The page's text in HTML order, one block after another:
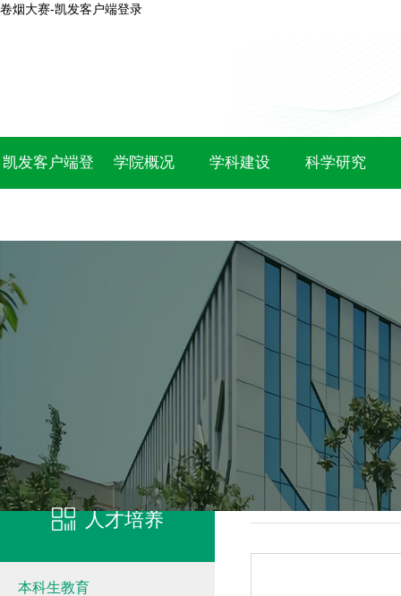
卷烟大赛-凯发客户端登录
凯发客户端登 学院概况 学科建设 科学研究
人才培养
本科生教育
凯发客户端登录 本科生